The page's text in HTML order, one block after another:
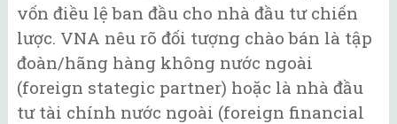
vốn điều lệ ban đầu cho nhà đầu tư chiến
lược. VNA nêu rõ đối tượng chào bán là tập
đoàn/hãng hàng không nước ngoài
(foreign stategic partner) hoặc là nhà đầu
tư tài chính nước ngoài (foreign financial